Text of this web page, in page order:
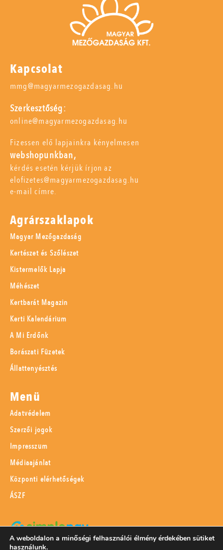
Kapcsolat
mmg@magyarmezogazdasag.hu
Szerkesztőség:
online@magyarmezogazdasag.hu
Fizessen elő lapjainkra kényelmesen
webshopunkban,
kérdés esetén kérjük írjon az
elofizetes@magyarmezogazdasag.hu
e-mail címre.
Agrárszaklapok
Magyar Mezőgazdaság
Kertészet és Szőlészet
Kistermelők Lapja
Méhészet
Kertbarát Magazin
Kerti Kalendárium
A Mi Erdőnk
Borászati Füzetek
Állattenyésztés
Menü
Adatvédelem
Szerzői jogok
Impresszum
Médiaajánlat
Központi elérhetőségek
ÁSZF
A weboldalon a minőségi felhasználói élmény érdekében sütiket
használunk.